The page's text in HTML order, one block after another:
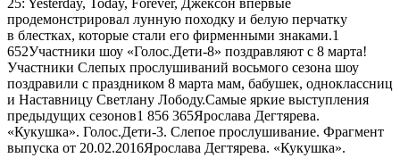
25: Yesterday, Today, Forever, Джексон впервые
продемонстрировал лунную походку и белую перчатку
в блестках, которые стали его фирменными знаками.1
652Участники шоу «Голос.Дети-8» поздравляют с 8 марта!
Участники Слепых прослушиваний восьмого сезона шоу
поздравили с праздником 8 марта мам, бабушек, одноклассниц
и Наставницу Светлану Лободу.Самые яркие выступления
предыдущих сезонов1 856 365Ярослава Дегтярева.
«Кукушка». Голос.Дети-3. Слепое прослушивание. Фрагмент
выпуска от 20.02.2016Ярослава Дегтярева. «Кукушка».